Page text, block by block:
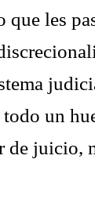
les
un
de juicio,